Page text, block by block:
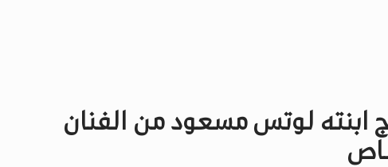
ابنته لوتس مسعود من الفنان